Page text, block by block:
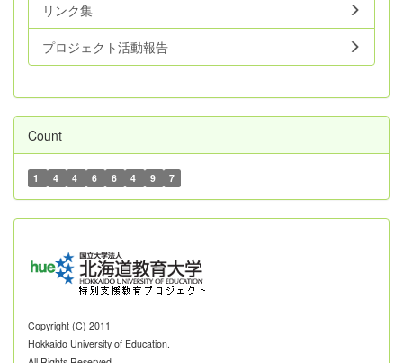
リンク集
プロジェクト活動報告
Count
1 4 4 6 6 4 9 7
Copyright (C) 2011
Hokkaido University of Education.